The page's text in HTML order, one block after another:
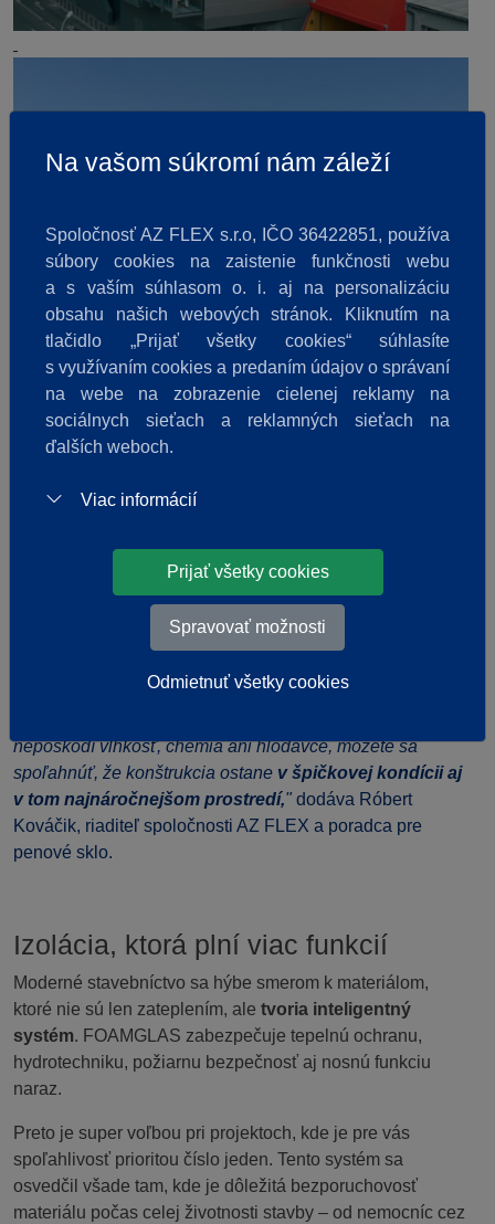
čistej skladbe. Namiesto prekombinovaných detailov, kde
sa jedna vrstva bije s druhou, máte v rukejeden kus
materiálu, ktorý izoluje, nepustí paru a ešte v pohode
Pri investícii získavate istotu, že sa k izolácii nebudete
nepoškodí vlhkosť, chémia ani hlodavce, môžete sa
spoľahnúť, že konštrukcia ostane v špičkovej kondícii aj
v tom najnáročnejšom prostredí," dodáva Róbert
Kováčik, riaditeľ spoločnosti AZ FLEX a poradca pre
penové sklo.
Izolácia, ktorá plní viac funkcií
Moderné stavebníctvo sa hýbe smerom k materiálom,
ktoré nie sú len zateplením, ale tvoria inteligentný
systém. FOAMGLAS zabezpečuje tepelnú ochranu,
hydrotechniku, požiarnu bezpečnosť aj nosnú funkciu
naraz.
Preto je super voľbou pri projektoch, kde je pre vás
spoľahlivosť prioritou číslo jeden. Tento systém sa
osvedčil všade tam, kde je dôležitá bezporuchovosť
materiálu počas celej životnosti stavby – od nemocníc cez
Na vašom súkromí nám záleží
Spoločnosť AZ FLEX s.r.o, IČO 36422851, používa
súbory cookies na zaistenie funkčnosti webu
a s vaším súhlasom o. i. aj na personalizáciu
obsahu našich webových stránok. Kliknutím na
tlačidlo „Prijať všetky cookies“ súhlasíte
s využívaním cookies a predaním údajov o správaní
na webe na zobrazenie cielenej reklamy na
sociálnych sieťach a reklamných sieťach na
ďalších weboch.
Viac informácií
Prijať všetky cookies
Spravovať možnosti
Odmietnuť všetky cookies